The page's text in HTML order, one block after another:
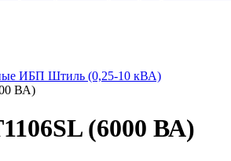
ИБП Штиль (0,25-10 кВА)
ВА)
(6000 ВА)